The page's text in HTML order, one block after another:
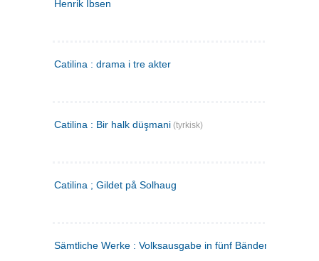
Henrik Ibsen
Catilina : drama i tre akter
Catilina : Bir halk düşmani (tyrkisk)
Catilina ; Gildet på Solhaug
Sämtliche Werke : Volksausgabe in fünf Bänden